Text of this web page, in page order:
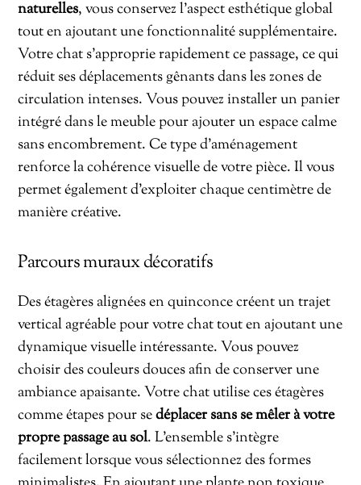
naturelles, vous conservez l’aspect esthétique global
tout en ajoutant une fonctionnalité supplémentaire.
Votre chat s’approprie rapidement ce passage, ce qui
réduit ses déplacements gênants dans les zones de
circulation intenses. Vous pouvez installer un panier
intégré dans le meuble pour ajouter un espace calme
sans encombrement. Ce type d’aménagement
renforce la cohérence visuelle de votre pièce. Il vous
permet également d’exploiter chaque centimètre de
manière créative.
Parcours muraux décoratifs
Des étagères alignées en quinconce créent un trajet
vertical agréable pour votre chat tout en ajoutant une
dynamique visuelle intéressante. Vous pouvez
choisir des couleurs douces afin de conserver une
ambiance apaisante. Votre chat utilise ces étagères
comme étapes pour sedéplacer sans se mêler à votre
propre passage au sol. L’ensemble s’intègre
facilement lorsque vous sélectionnez des formes